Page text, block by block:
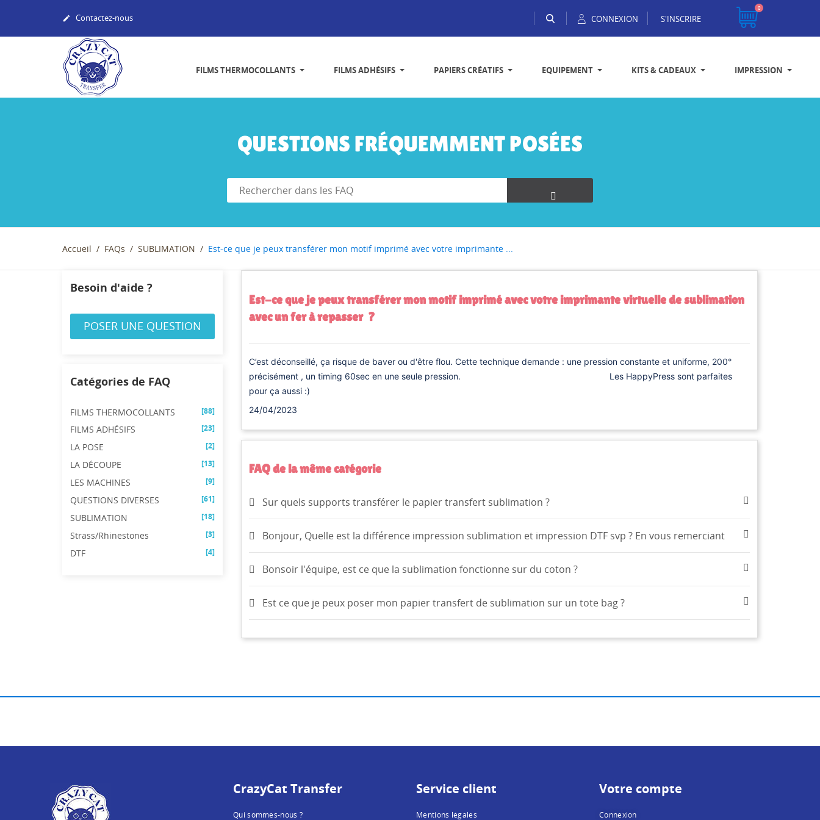
 Contactez-nous CONNEXION S'INSCRIRE
0
FILMS THERMOCOLLANTS FILMS ADHÉSIFS PAPIERS CRÉATIFS EQUIPEMENT KITS & CADEAUX IMPRESSION
QUESTIONS FRÉQUEMMENT POSÉES
Accueil FAQs SUBLIMATION Est-ce que je peux transférer mon motif imprimé avec votre imprimante ...
Besoin d'aide ?
POSER UNE QUESTION
Catégories de FAQ
FILMS THERMOCOLLANTS [88]
FILMS ADHÉSIFS [23]
LA POSE [2]
LA DÉCOUPE [13]
LES MACHINES [9]
QUESTIONS DIVERSES [61]
SUBLIMATION [18]
Strass/Rhinestones [3]
DTF [4]
Est-ce que je peux transférer mon motif imprimé avec votre imprimante virtuelle de sublimation
avec un fer à repasser ?
C’est déconseillé, ça risque de baver ou d'être flou. Cette technique demande : une pression constante et uniforme, 200°
précisément , un timing 60sec en une seule pression. Les HappyPress sont parfaites
pour ça aussi :)
24/04/2023
FAQ de la même catégorie
Sur quels supports transférer le papier transfert sublimation ?
Bonjour, Quelle est la différence impression sublimation et impression DTF svp ? En vous remerciant
Bonsoir l'équipe, est ce que la sublimation fonctionne sur du coton ?
Est ce que je peux poser mon papier transfert de sublimation sur un tote bag ?
CrazyCat Transfer
Qui sommes-nous ?
Service client
Mentions légales
Votre compte
Connexion
MES LISTES
add_circle_outline Créer une nouvelle liste
((MODALTITLE))
((confirmMessage))
((cancelText)) ((modalDeleteText))
CRÉER UNE LISTE D'ENVIES
NOM DE LA LISTE D'ENVIES
Annuler Créer une liste d'envies
CONNEXION
Vous devez être connecté pour ajouter des produits à votre liste
d'envies.
Annuler Connexion